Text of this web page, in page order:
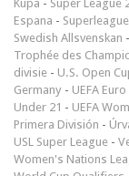
Kupa - Super League
Espana - Superleague
Swedish Allsvenskan -
Trophée des
divisie - U.S. Open
Germany - UEFA
Under 21 - UEFA
Primera División -
USL Super League -
Women's Nations